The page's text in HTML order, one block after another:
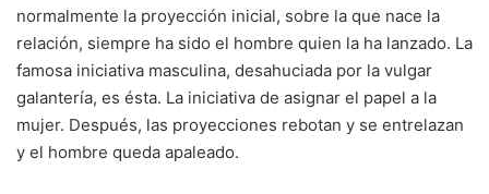
normalmente la proyección inicial, sobre la que nace la
relación, siempre ha sido el hombre quien la ha lanzado. La
famosa iniciativa masculina, desahuciada por la vulgar
galantería, es ésta. La iniciativa de asignar el papel a la
mujer. Después, las proyecciones rebotan y se entrelazan
y el hombre queda apaleado.